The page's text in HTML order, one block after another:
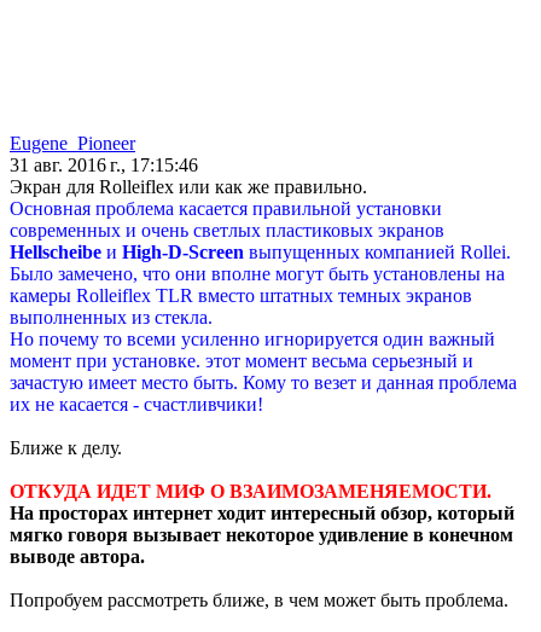
Eugene_Pioneer
31 авг. 2016 г., 17:15:46
Экран для Rolleiflex или как же правильно.
Основная проблема касается правильной установки
современных и очень светлых пластиковых экранов
Hellscheibe и High-D-Screen выпущенных компанией Rollei.
Было замечено, что они вполне могут быть установлены на
камеры Rolleiflex TLR вместо штатных темных экранов
выполненных из стекла.
Но почему то всеми усиленно игнорируется один важный
момент при установке. этот момент весьма серьезный и
зачастую имеет место быть. Кому то везет и данная проблема
их не касается - счастливчики!
Ближе к делу.
ОТКУДА ИДЕТ МИФ О ВЗАИМОЗАМЕНЯЕМОСТИ.
На просторах интернет ходит интересный обзор, который
мягко говоря вызывает некоторое удивление в конечном
выводе автора.
Попробуем рассмотреть ближе, в чем может быть проблема.